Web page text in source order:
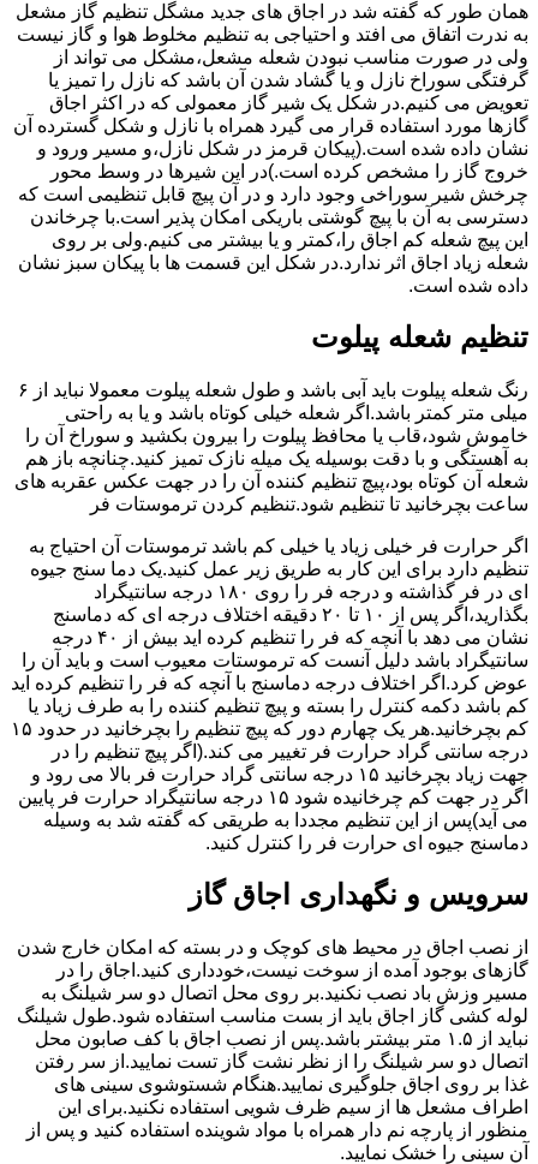
همان طور که گفته شد در اجاق های جدید مشگل تنظیم گاز مشعل
به ندرت اتفاق می افتد و احتیاجی به تنظیم مخلوط هوا و گاز نیست
ولی در صورت مناسب نبودن شعله مشعل،مشکل می تواند از
گرفتگی سوراخ نازل و یا گشاد شدن آن باشد که نازل را تمیز یا
تعویض می کنیم.در شکل یک شیر گاز معمولی که در اکثر اجاق
گازها مورد استفاده قرار می گیرد همراه با نازل و شکل گسترده آن
نشان داده شده است.(پیکان قرمز در شکل نازل،و مسیر ورود و
خروج گاز را مشخص کرده است.)در این شیرها در وسط محور
چرخش شیر سوراخی وجود دارد و در آن پیچ قابل تنظیمی است که
دسترسی به آن با پیچ گوشتی باریکی امکان پذیر است.با چرخاندن
این پیچ شعله کم اجاق را،کمتر و یا بیشتر می کنیم.ولی بر روی
شعله زیاد اجاق اثر ندارد.در شکل این قسمت ها با پیکان سبز نشان
داده شده است.
تنظیم شعله پیلوت
رنگ شعله پیلوت باید آبی باشد و طول شعله پیلوت معمولا نباید از ۶
میلی متر کمتر باشد.اگر شعله خیلی کوتاه باشد و یا به راحتی
خاموش شود،قاب یا محافظ پیلوت را بیرون بکشید و سوراخ آن را
به آهستگی و با دقت بوسیله یک میله نازک تمیز کنید.چنانچه باز هم
شعله آن کوتاه بود،پیچ تنظیم کننده آن را در جهت عکس عقربه های
ساعت بچرخانید تا تنظیم شود.تنظیم کردن ترموستات فر
اگر حرارت فر خیلی زیاد یا خیلی کم باشد ترموستات آن احتیاج به
تنظیم دارد برای این کار به طریق زیر عمل کنید.یک دما سنج جیوه
ای در فر گذاشته و درجه فر را روی ۱۸۰ درجه سانتیگراد
بگذارید،اگر پس از ۱۰ تا ۲۰ دقیقه اختلاف درجه ای که دماسنج
نشان می دهد با آنچه که فر را تنظیم کرده اید بیش از ۴۰ درجه
سانتیگراد باشد دلیل آنست که ترموستات معیوب است و باید آن را
عوض کرد.اگر اختلاف درجه دماسنج با آنچه که فر را تنظیم کرده اید
کم باشد دکمه کنترل را بسته و پیچ تنظیم کننده را به طرف زیاد یا
کم بچرخانید.هر یک چهارم دور که پیچ تنظیم را بچرخانید در حدود ۱۵
درجه سانتی گراد حرارت فر تغییر می کند.(اگر پیچ تنظیم را در
جهت زیاد بچرخانید ۱۵ درجه سانتی گراد حرارت فر بالا می رود و
اگر در جهت کم چرخانیده شود ۱۵ درجه سانتیگراد حرارت فر پایین
می آید)پس از این تنظیم مجددا به طریقی که گفته شد به وسیله
دماسنج جیوه ای حرارت فر را کنترل کنید.
سرویس و نگهداری اجاق گاز
از نصب اجاق در محیط های کوچک و در بسته که امکان خارج شدن
گازهای بوجود آمده از سوخت نیست،خودداری کنید.اجاق را در
مسیر وزش باد نصب نکنید.بر روی محل اتصال دو سر شیلنگ به
لوله کشی گاز اجاق باید از بست مناسب استفاده شود.طول شیلنگ
نباید از ۱.۵ متر بیشتر باشد.پس از نصب اجاق با کف صابون محل
اتصال دو سر شیلنگ را از نظر نشت گاز تست نمایید.از سر رفتن
غذا بر روی اجاق جلوگیری نمایید.هنگام شستوشوی سینی های
اطراف مشعل ها از سیم ظرف شویی استفاده نکنید.برای این
منظور از پارچه نم دار همراه با مواد شوینده استفاده کنید و پس از
آن سینی را خشک نمایید.